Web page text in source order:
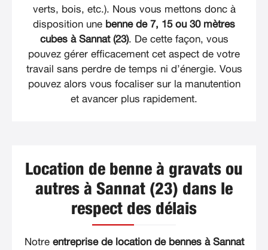
verts, bois, etc.). Nous vous mettons donc à
disposition une benne de 7, 15 ou 30 mètres
cubes à Sannat (23). De cette façon, vous
pouvez gérer efficacement cet aspect de votre
travail sans perdre de temps ni d’énergie. Vous
pouvez alors vous focaliser sur la manutention
et avancer plus rapidement.
Location de benne à gravats ou
autres à Sannat (23) dans le
respect des délais
Notre entreprise de location de bennes à Sannat